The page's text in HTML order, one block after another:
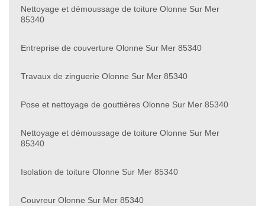
Nettoyage et démoussage de toiture Olonne Sur Mer
85340
Entreprise de couverture Olonne Sur Mer 85340
Travaux de zinguerie Olonne Sur Mer 85340
Pose et nettoyage de gouttières Olonne Sur Mer 85340
Nettoyage et démoussage de toiture Olonne Sur Mer
85340
Isolation de toiture Olonne Sur Mer 85340
Couvreur Olonne Sur Mer 85340